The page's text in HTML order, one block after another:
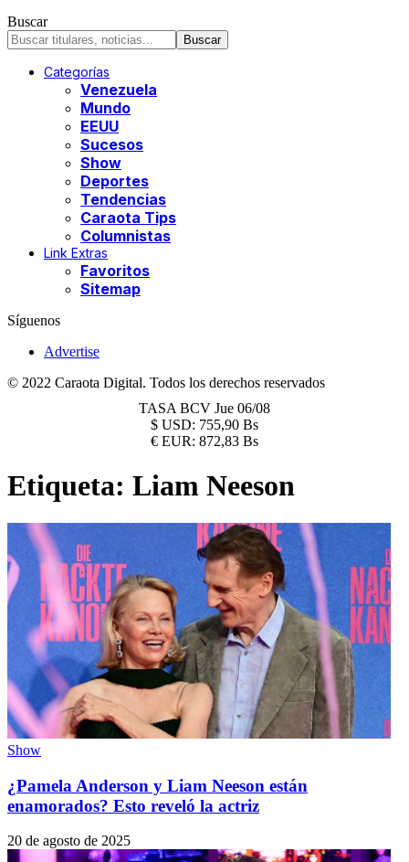
Buscar
Categorías
Venezuela
Mundo
EEUU
Sucesos
Show
Deportes
Tendencias
Caraota Tips
Columnistas
Link Extras
Favoritos
Sitemap
Síguenos
Advertise
© 2022 Caraota Digital. Todos los derechos reservados
TASA BCV Jue 06/08
$ USD: 755,90 Bs
€ EUR: 872,83 Bs
Etiqueta: Liam Neeson
Show
¿Pamela Anderson y Liam Neeson están
enamorados? Esto reveló la actriz
20 de agosto de 2025